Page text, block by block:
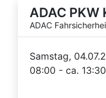
ADAC
ADAC
Samstag,
08:00 - ca. 13:30